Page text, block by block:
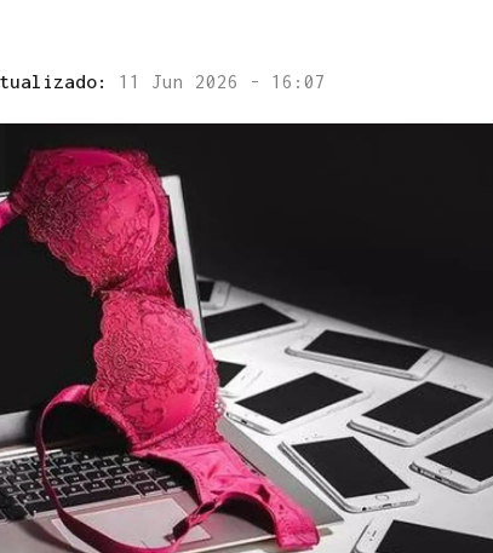
11 Jun 2026 - 16:07